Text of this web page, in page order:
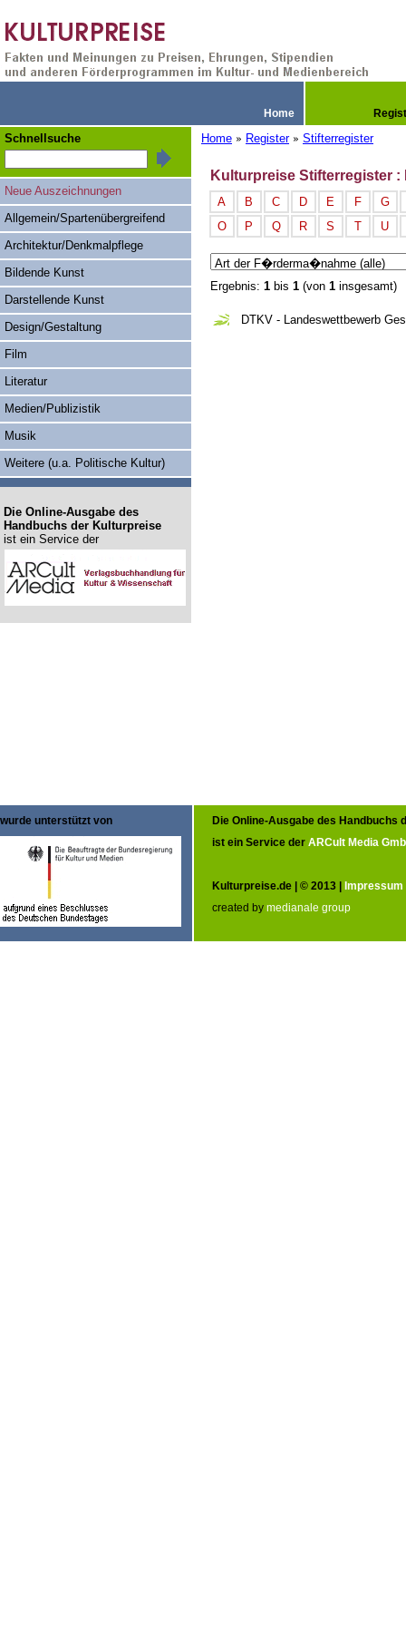
Home
Home » Register » Stifterregister
Kulturpreise Stifterregister
A B C D E F
G
O
P Q R S T U
Ergebnis: 1 bis 1 (von 1 insgesamt)
DTKV - Landeswettbewerb
Schnellsuche
Neue Auszeichnungen
Allgemein/Spartenübergreifend
Architektur/Denkmalpflege
Bildende Kunst
Darstellende Kunst
Design/Gestaltung
Film
Literatur
Medien/Publizistik
Musik
Weitere (u.a. Politische Kultur)
Die Online-Ausgabe des
Handbuchs der Kulturpreise
ist ein Service der
wurde unterstützt von
Die Online-Ausgabe des Handbuchs
ist ein Service der ARCult Media
Kulturpreise.de | © 2013 | Impressum
created by medianale group